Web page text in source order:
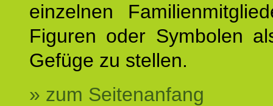
einzelnen
Figuren oder Symbolen
Gefüge zu stellen.
» zum Seitenanfang